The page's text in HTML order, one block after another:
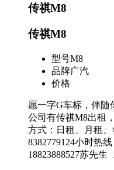
传祺M8
传祺M8
型号M8
品牌广汽
价格
愿一字G车标，伴随
公司有传祺M8出租
方式：日租、月租
8382779124小时热
18823888527苏先生